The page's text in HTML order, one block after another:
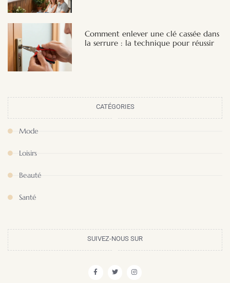
Comment enlever une clé cassée dans
la serrure : la technique pour réussir
CATÉGORIES
Mode
Loisirs
Beauté
Santé
SUIVEZ-NOUS SUR